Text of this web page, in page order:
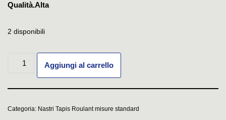
Qualità.Alta
2 disponibili
Aggiungi al carrello
Categoria: Nastri Tapis Roulant misure standard